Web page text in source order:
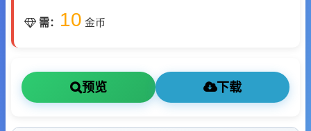
需： 10 金币
预览 下载